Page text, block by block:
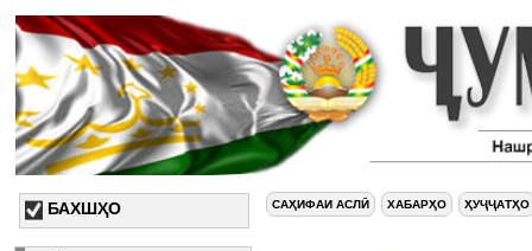
БАХШҲО САҲИФАИ АСЛӢ ХАБАРҲО ҲУҶҶАТҲО